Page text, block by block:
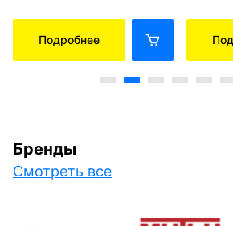
Подробнее
Бренды
Смотреть все